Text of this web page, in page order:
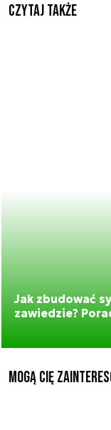
Czytaj także
Jak zbudować
zawiedzie?
Mogą Cię